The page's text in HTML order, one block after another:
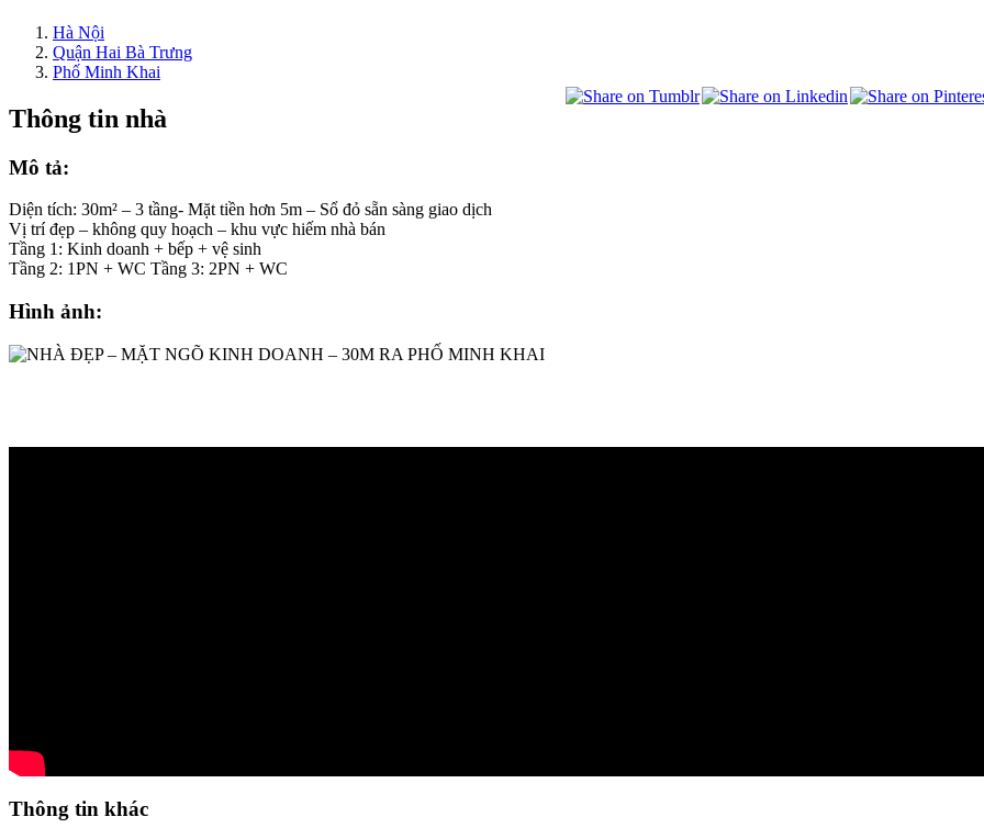
Hà Nội
Quận Hai Bà Trưng
Phố Minh Khai
Thông tin nhà
Mô tả:
Diện tích: 30m² – 3 tầng- Mặt tiền hơn 5m – Sổ đỏ sẵn sàng giao dịch
Vị trí đẹp – không quy hoạch – khu vực hiếm nhà bán
Tầng 1: Kinh doanh + bếp + vệ sinh
Tầng 2: 1PN + WC Tầng 3: 2PN + WC
Hình ảnh:
Thông tin khác